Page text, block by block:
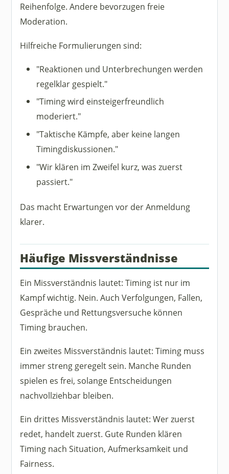
Reihenfolge. Andere bevorzugen freie
Moderation.
Hilfreiche Formulierungen sind:
"Reaktionen und Unterbrechungen werden
regelklar gespielt."
"Timing wird einsteigerfreundlich
moderiert."
"Taktische Kämpfe, aber keine langen
Timingdiskussionen."
"Wir klären im Zweifel kurz, was zuerst
passiert."
Das macht Erwartungen vor der Anmeldung
klarer.
Häufige Missverständnisse
Ein Missverständnis lautet: Timing ist nur im
Kampf wichtig. Nein. Auch Verfolgungen, Fallen,
Gespräche und Rettungsversuche können
Timing brauchen.
Ein zweites Missverständnis lautet: Timing muss
immer streng geregelt sein. Manche Runden
spielen es frei, solange Entscheidungen
nachvollziehbar bleiben.
Ein drittes Missverständnis lautet: Wer zuerst
redet, handelt zuerst. Gute Runden klären
Timing nach Situation, Aufmerksamkeit und
Fairness.